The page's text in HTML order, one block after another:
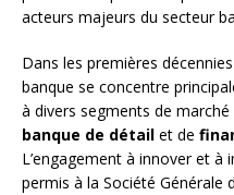
acteurs majeurs du secteur
Dans les premières
banque se concentre
à divers segments de
banque de détail et de
L’engagement à innover et
permis à la Société Générale